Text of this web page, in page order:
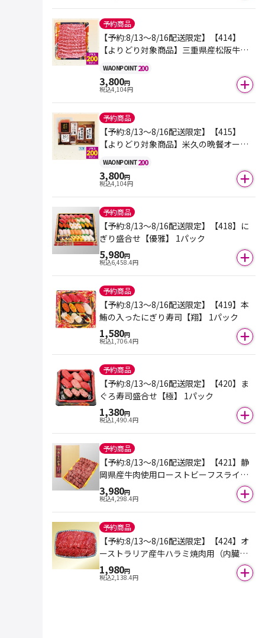
予約商品
【予約:8/13～8/16配送限定】【414】
【よりどり対象商品】三重県産松阪牛赤
WAONPOINT200
3,800円
税込4,104円
予約商品
【予約:8/13～8/16配送限定】【415】
【よりどり対象商品】米久の晩餐オード
WAONPOINT200
3,800円
税込4,104円
予約商品
【予約:8/13～8/16配送限定】【418】に
ぎり盛合せ【優雅】 1パック
5,980円
税込6,458.4円
予約商品
【予約:8/13～8/16配送限定】【419】本
鮪の入ったにぎり寿司【翔】 1パック
1,580円
税込1,706.4円
予約商品
【予約:8/13～8/16配送限定】【420】ま
ぐろ寿司盛合せ【極】 1パック
1,380円
税込1,490.4円
予約商品
【予約:8/13～8/16配送限定】【421】静
岡県産牛肉使用ローストビーフスライス
(交雑種)(冷凍) 150ｇ×2パック
3,980円
税込4,298.4円
予約商品
【予約:8/13～8/16配送限定】【424】オ
ーストラリア産牛ハラミ焼肉用（内臓
肉） 420ｇ
1,980円
税込2,138.4円